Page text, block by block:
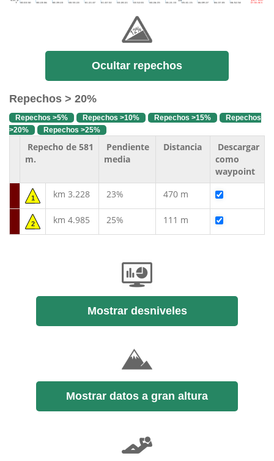
Ocultar repechos
Repechos > 20%
Repechos >5% Repechos >10% Repechos >15%
Repechos
>20%
Repechos >25%
Repecho de 581
m.
Pendiente
media
Distancia
Descargar
como
waypoint
1 km 3.228 23% 470 m
2 km 4.985 25% 111 m
Mostrar desniveles
Mostrar datos a gran altura